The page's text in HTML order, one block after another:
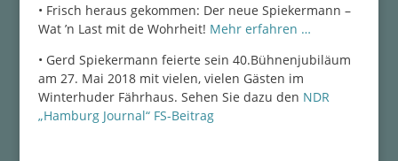
• Frisch heraus gekommen: Der neue Spiekermann –
Wat ’n Last mit de Wohrheit! Mehr erfahren …
• Gerd Spiekermann feierte sein 40.Bühnenjubiläum
am 27. Mai 2018 mit vielen, vielen Gästen im
Winterhuder Fährhaus. Sehen Sie dazu den NDR
„Hamburg Journal“ FS-Beitrag